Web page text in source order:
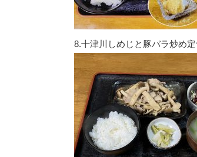
8.十津川しめじと豚バラ炒め